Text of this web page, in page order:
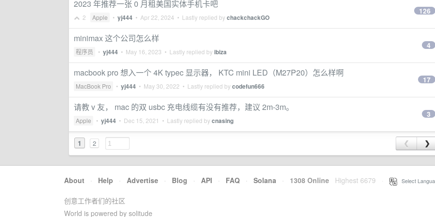
2023 年推荐一张 0 月租美国实体手机卡吧
2 Apple • yj444 • Apr 22, 2024 • Lastly replied bychackchackGO
126
minimax 这个公司怎么样
程序员 • yj444 • May 16, 2023 • Lastly replied byibiza
4
macbook pro 想入一个 4K typec 显示器， KTC mini LED（M27P20）怎么样啊
MacBook Pro • yj444 • May 30, 2022 • Lastly replied bycodefun666
17
请教 v 友， mac 的双 usbc 充电线缆有没有推荐，建议 2m-3m。
Apple • yj444 • Dec 15, 2021 • Lastly replied bycnasing
3
1 2 ❮ ❯
About · Help · Advertise · Blog · API · FAQ · Solana · 1308 Online Highest 6679 Select
创意工作者们的社区
World is powered by solitude